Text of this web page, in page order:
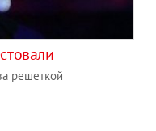
решеткой